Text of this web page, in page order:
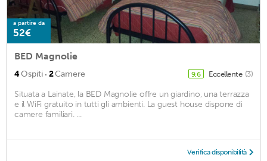
a partire da
52€
BED Magnolie
4Ospiti · 2Camere 9,6 Eccellente (3)
Situata a Lainate, la BED Magnolie offre un giardino, una terrazza
e il WiFi gratuito in tutti gli ambienti. La guest house dispone di
camere familiari. ...
Verifica disponibilità